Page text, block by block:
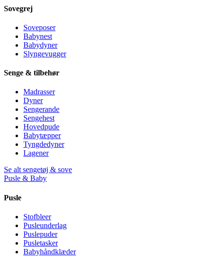
Sovegrej
Soveposer
Babynest
Babydyner
Slyngevugger
Senge & tilbehør
Madrasser
Dyner
Sengerande
Sengehest
Hovedpude
Babytæpper
Tyngdedyner
Lagener
Se alt sengetøj & sove
Pusle & Baby
Pusle
Stofbleer
Pusleunderlag
Puslepuder
Pusletasker
Babyhåndklæder